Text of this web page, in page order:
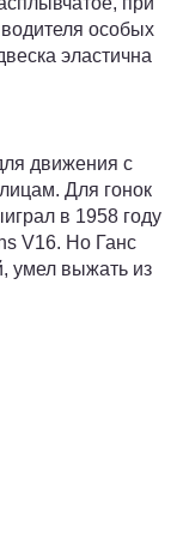
особых
эластична
движения с
Для гонок
в 1958 году
V16. Но Ганс
умел выжать из